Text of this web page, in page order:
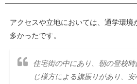
アクセスや立地においては、通学環境
多かったです。
住宅街の中にあり、朝の登校
じ様方による旗振りがあり、